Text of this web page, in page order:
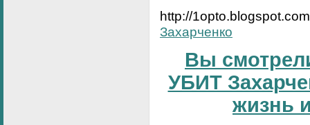
http://
Захарченко
Вы
УБИТ
жизнь